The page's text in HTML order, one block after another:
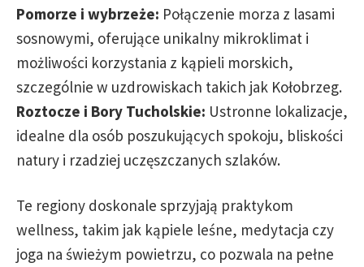
Pomorze i wybrzeże: Połączenie morza z lasami
sosnowymi, oferujące unikalny mikroklimat i
możliwości korzystania z kąpieli morskich,
szczególnie w uzdrowiskach takich jak Kołobrzeg.
Roztocze i Bory Tucholskie: Ustronne lokalizacje,
idealne dla osób poszukujących spokoju, bliskości
natury i rzadziej uczęszczanych szlaków.
Te regiony doskonale sprzyjają praktykom
wellness, takim jak kąpiele leśne, medytacja czy
joga na świeżym powietrzu, co pozwala na pełne